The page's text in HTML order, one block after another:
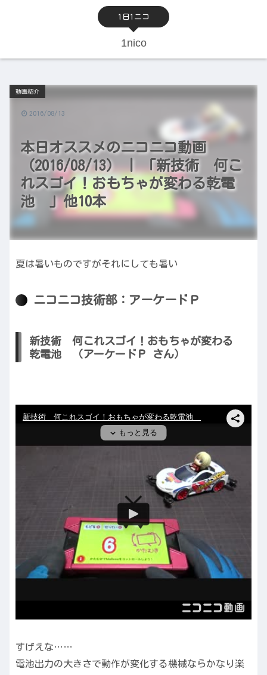
1日1ニコ
1nico
本日オススメのニコニコ動画
（2016/08/13） | 「新技術 何こ
れスゴイ！おもちゃが変わる乾電
池 」他10本
動画紹介
2016/08/13
夏は暑いものですがそれにしても暑い
ニコニコ技術部：アーケードＰ
新技術 何これスゴイ！おもちゃが変わる
乾電池 （アーケードＰ さん）
すげえな……
電池出力の大きさで動作が変化する機械ならかなり楽